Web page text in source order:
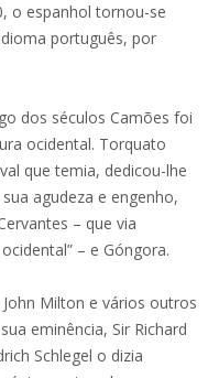
o espanhol tornou-se
português, por
dos séculos Camões foi
ocidental. Torquato
que temia, dedicou-lhe
agudeza e engenho,
– que via
– e Góngora.
Milton e vários outros
eminência, Sir Richard
Schlegel o dizia